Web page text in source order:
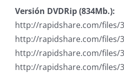
Versión DVDRip (834Mb.):
http://rapidshare.com/files/
http://rapidshare.com/files/
http://rapidshare.com/files/
http://rapidshare.com/files/